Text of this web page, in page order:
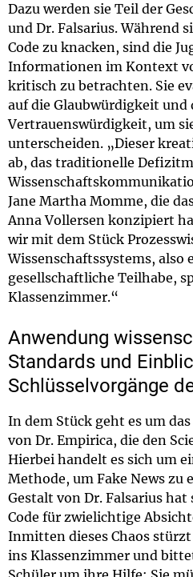
Dazu werden sie Teil der
und Dr. Falsarius. Während
Code zu knacken, sind die
Informationen im Kontext
kritisch zu betrachten. Sie
auf die Glaubwürdigkeit und
Vertrauenswürdigkeit, um
unterscheiden. „Dieser
ab, das traditionelle
Jane Martha Momme, die
Anna Vollersen konzipiert
wir mit dem Stück
Wissenschaftssystems, also
gesellschaftliche Teilhabe,
Klassenzimmer.“
Anwendung
Standards und
Schlüsselvorgänge
In dem Stück geht es um
von Dr. Empirica, die den
Hierbei handelt es sich um
Methode, um Fake News zu
Gestalt von Dr. Falsarius
Code für zwielichtige
Inmitten dieses Chaos
ins Klassenzimmer und